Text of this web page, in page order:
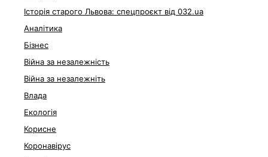
Історія старого Львова: спецпроєкт від 032.ua
Аналітика
Бізнес
Війна за незалежність
Війна за незалежніть
Влада
Екологія
Корисне
Коронавірус